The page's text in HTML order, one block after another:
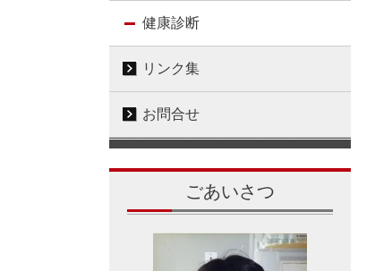
健康診断
リンク集
お問合せ
ごあいさつ